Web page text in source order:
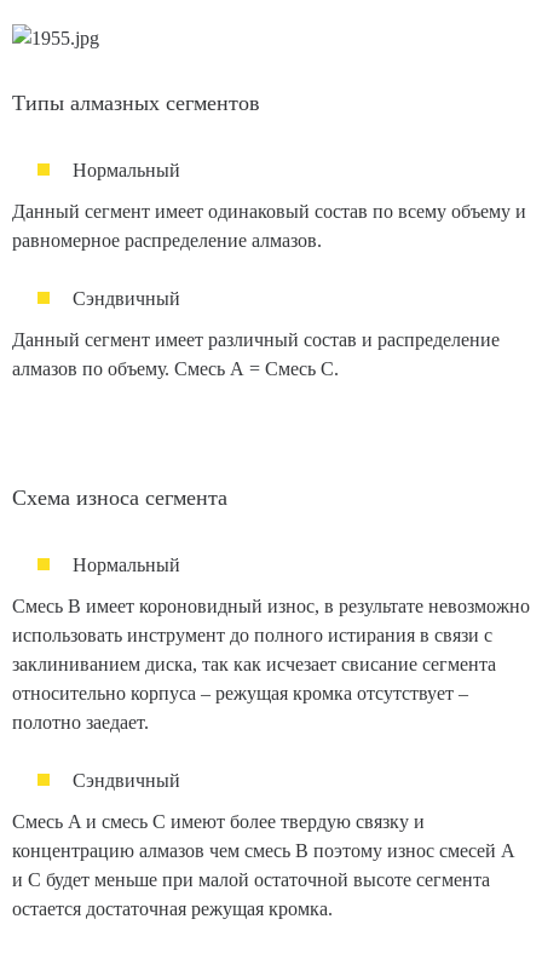
Типы алмазных сегментов
Нормальный
Данный сегмент имеет одинаковый состав по всему объему и
равномерное распределение алмазов.
Сэндвичный
Данный сегмент имеет различный состав и распределение
алмазов по объему. Смесь А = Смесь С.
Схема износа сегмента
Нормальный
Смесь В имеет короновидный износ, в результате невозможно
использовать инструмент до полного истирания в связи с
заклиниванием диска, так как исчезает свисание сегмента
относительно корпуса – режущая кромка отсутствует –
полотно заедает.
Сэндвичный
Смесь A и смесь С имеют более твердую связку и
концентрацию алмазов чем смесь B поэтому износ смесей А
и С будет меньше при малой остаточной высоте сегмента
остается достаточная режущая кромка.